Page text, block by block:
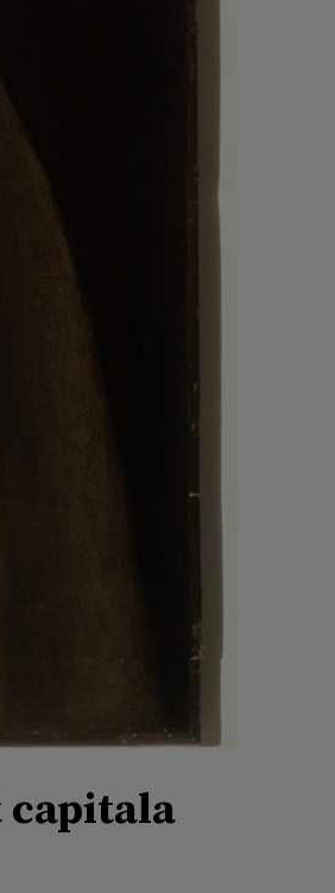
capitala